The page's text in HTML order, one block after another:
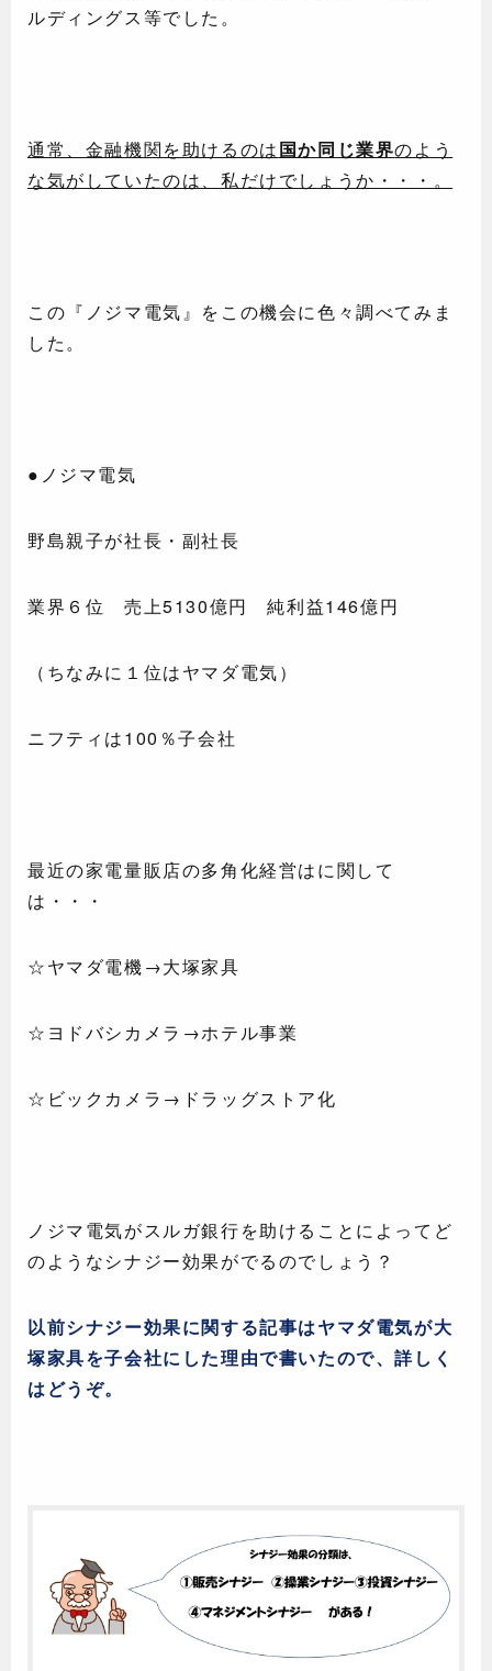
ルディングス等でした。
通常、金融機関を助けるのは国か同じ業界のよう
な気がしていたのは、私だけでしょうか・・・。
この『ノジマ電気』をこの機会に色々調べてみま
した。
●ノジマ電気
野島親子が社長・副社長
業界６位 売上5130億円 純利益146億円
（ちなみに１位はヤマダ電気）
ニフティは100％子会社
最近の家電量販店の多角化経営はに関して
は・・・
☆ヤマダ電機→大塚家具
☆ヨドバシカメラ→ホテル事業
☆ビックカメラ→ドラッグストア化
ノジマ電気がスルガ銀行を助けることによってど
のようなシナジー効果がでるのでしょう？
以前シナジー効果に関する記事はヤマダ電気が大
塚家具を子会社にした理由で書いたので、詳しく
はどうぞ。